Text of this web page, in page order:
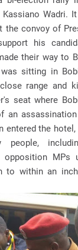
Wadri.
the convoy of
his
their way to
sitting in
range and
seat where
an
entered the
people,
opposition MPs
to within an